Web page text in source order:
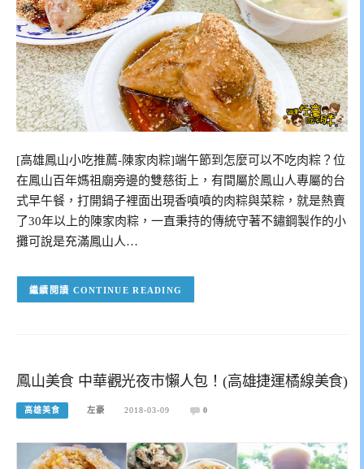
[高雄鳳山小吃推薦-陳家肉粽]端午節到怎麼可以不吃肉粽？位
在鳳山百年媽祖廟旁邊的雙慈街上，有間屬於鳳山人專屬的台
式早午餐，打開鍋子裡面出現香噴噴的肉粽與菜粽，就是熱賣
了30年以上的陳家肉粽，一直秉持的傳統守著不鏽鋼製作的小
攤可說是充滿鳳山人…
CONTINUE READING
鳳山美食 中華觀光夜市懶人包！(高雄捷運橘線美食)
高雄美食 左豪 2018-03-09 0